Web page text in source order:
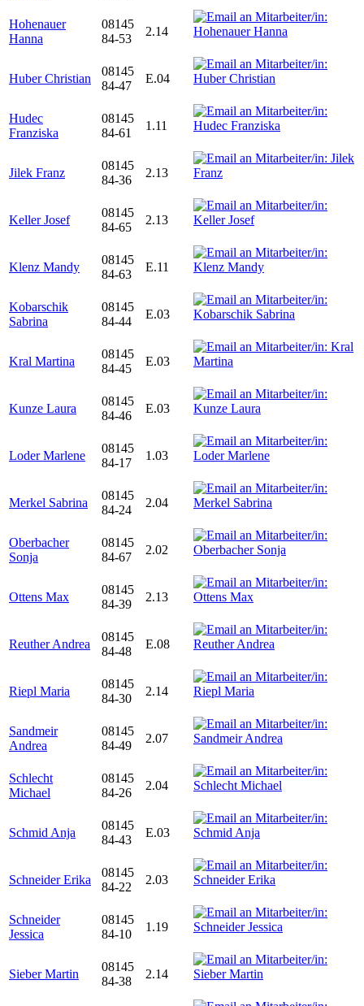
Hohenauer
Hanna
08145
84-53
2.14
Huber Christian
08145
84-47
E.04
Hudec
Franziska
08145
84-61
1.11
Jilek Franz
08145
84-36
2.13
Keller Josef
08145
84-65
2.13
Klenz Mandy
08145
84-63
E.11
Kobarschik
Sabrina
08145
84-44
E.03
Kral Martina
08145
84-45
E.03
Kunze Laura
08145
84-46
E.03
Loder Marlene
08145
84-17
1.03
Merkel Sabrina
08145
84-24
2.04
Oberbacher
Sonja
08145
84-67
2.02
Ottens Max
08145
84-39
2.13
Reuther Andrea
08145
84-48
E.08
Riepl Maria
08145
84-30
2.14
Sandmeir
Andrea
08145
84-49
2.07
Schlecht
Michael
08145
84-26
2.04
Schmid Anja
08145
84-43
E.03
Schneider Erika
08145
84-22
2.03
Schneider
Jessica
08145
84-10
1.19
Sieber Martin
08145
84-38
2.14